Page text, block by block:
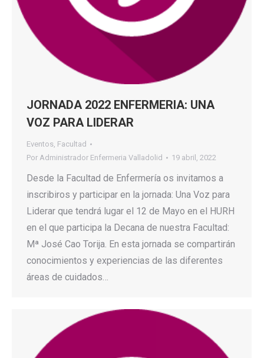
JORNADA 2022 ENFERMERIA: UNA
VOZ PARA LIDERAR
Eventos, Facultad
Por Administrador Enfermeria Valladolid 19 abril, 2022
Desde la Facultad de Enfermería os invitamos a
inscribiros y participar en la jornada: Una Voz para
Liderar que tendrá lugar el 12 de Mayo en el HURH
en el que participa la Decana de nuestra Facultad:
Mª José Cao Torija. En esta jornada se compartirán
conocimientos y experiencias de las diferentes
áreas de cuidados…